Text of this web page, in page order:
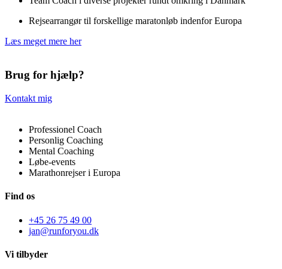
Rejsearrangør til forskellige maratonløb indenfor Europa
Læs meget mere her
Brug for hjælp?
Kontakt mig
Professionel Coach
Personlig Coaching
Mental Coaching
Løbe-events
Marathonrejser i Europa
Find os
+45 26 75 49 00
jan@runforyou.dk
Vi tilbyder